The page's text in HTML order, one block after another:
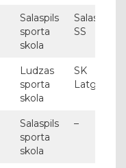
Salaspils
sporta
skola
Salaspils
SS
Ludzas
sporta
skola
SK
Latgols
Salaspils
sporta
skola
–